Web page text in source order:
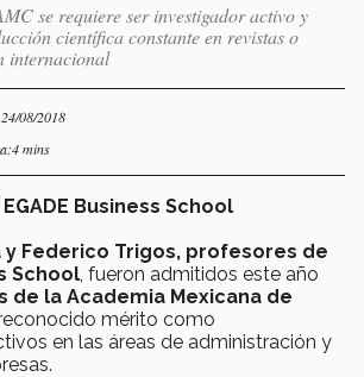
se requiere ser investigador activo y
científica constante en revistas o
internacional
08/2018
mins
Business School
y Federico Trigos, profesores de
School , fueron admitidos este año
de la Academia Mexicana de
mérito como
en las áreas de administración y